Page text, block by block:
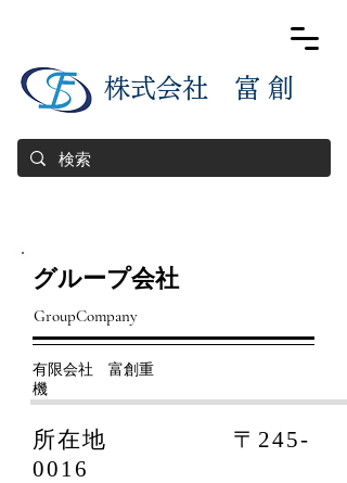
​株式会社 富 創
​グループ会社
​GroupCompany
​有限会社 富創重
機
所在地 〒245-
0016